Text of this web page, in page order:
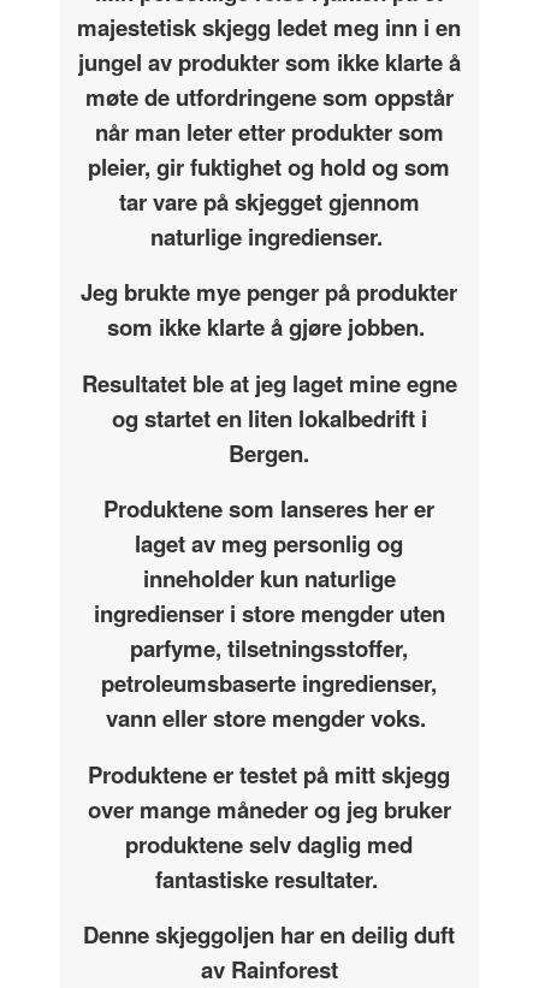
majestetisk skjegg ledet meg inn i en
jungel av produkter som ikke klarte å
møte de utfordringene som oppstår
når man leter etter produkter som
pleier, gir fuktighet og hold og som
tar vare på skjegget gjennom
naturlige ingredienser.
Jeg brukte mye penger på produkter
som ikke klarte å gjøre jobben.
Resultatet ble at jeg laget mine egne
og startet en liten lokalbedrift i
Bergen.
Produktene som lanseres her er
laget av meg personlig og
inneholder kun naturlige
ingredienser i store mengder uten
parfyme, tilsetningsstoffer,
petroleumsbaserte ingredienser,
vann eller store mengder voks.
Produktene er testet på mitt skjegg
over mange måneder og jeg bruker
produktene selv daglig med
fantastiske resultater.
Denne skjeggoljen har en deilig duft
av Rainforest